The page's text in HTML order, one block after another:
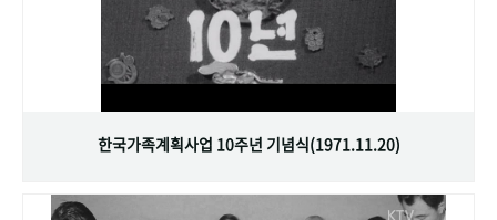
한국가족계획사업 10주년 기념식(1971.11.20)